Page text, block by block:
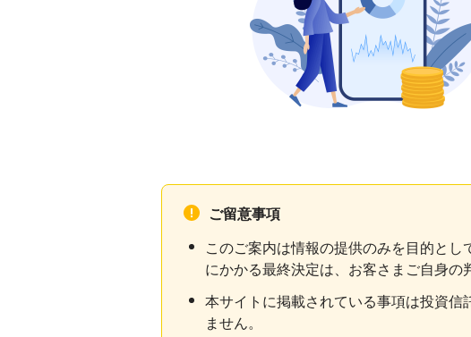
ご留意事項
このご案内は情報の提供のみを目的と
にかかる最終決定は、お客さまご自身の
本サイトに掲載されている事項は投資
ません。